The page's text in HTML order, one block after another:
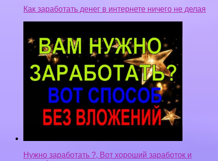
Как заработать денег в интернете ничего не делая
Нужно заработать ?, Вот хороший заработок и